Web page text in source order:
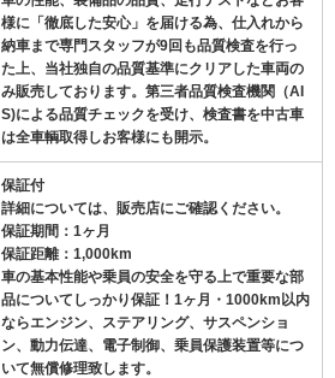
様に「徹底した安心」を届ける為、仕入れから
納車まで専門スタッフが9回も品質検査を行っ
た上、当社独自の品質基準にクリアした車両の
み販売しております。第三者品質検査機関（AI
S)による品質チェックを受け、検査書を中古車
は全車輌取得しお客様にも開示。
保証付
詳細については、販売店にご確認ください。
保証期間：1ヶ月
保証距離：1,000km
車の基本性能や乗員の安全を守る上で重要な部
品についてしっかり保証！1ヶ月・1000km以内
ならエンジン、ステアリング、サスペンショ
ン、動力伝達、電子制御、乗員保護装置等につ
いて無償修理致します。